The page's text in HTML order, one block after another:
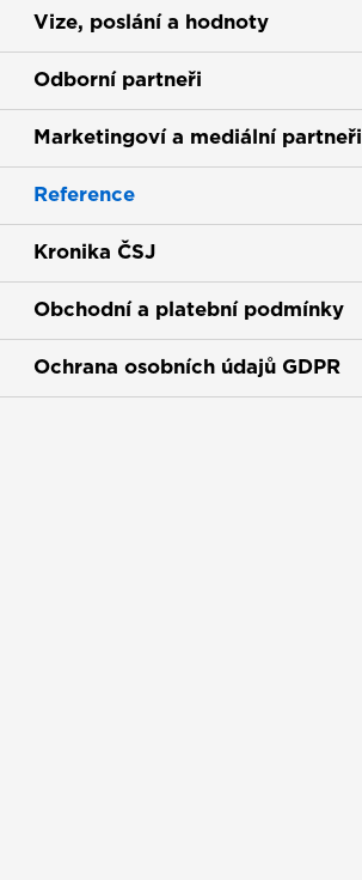
Vize, poslání a hodnoty
Odborní partneři
Marketingoví a mediální partneři
Reference
Kronika ČSJ
Obchodní a platební podmínky
Ochrana osobních údajů GDPR